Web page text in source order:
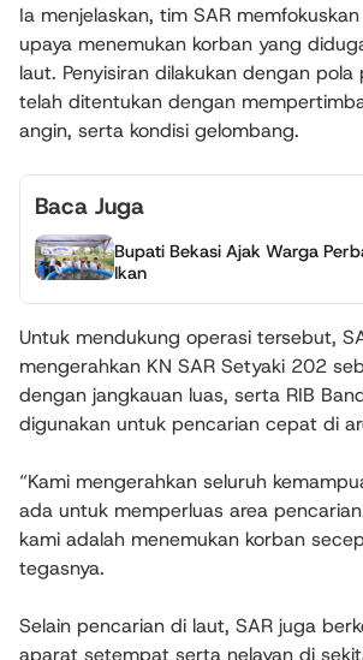
Ia menjelaskan, tim SAR
upaya menemukan korban yang
laut. Penyisiran dilakukan dengan
telah ditentukan dengan
angin, serta kondisi gelombang.
Baca Juga
Bupati Bekasi Ajak Warga
Ikan
Untuk mendukung operasi tersebut,
mengerahkan KN SAR Setyaki 202
dengan jangkauan luas, serta RIB
digunakan untuk pencarian cepat di
“Kami mengerahkan seluruh
ada untuk memperluas area
kami adalah menemukan korban
tegasnya.
Selain pencarian di laut, SAR juga
aparat setempat serta nelayan di